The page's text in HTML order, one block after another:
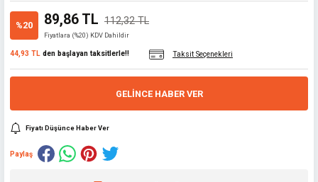
%20 89,86 TL 112,32 TL
Fiyatlara (%20) KDV Dahildir
44,93 TL den başlayan taksitlerle!! Taksit Seçenekleri
GELINCE HABER VER
Fiyatı Düşünce Haber Ver
Paylaş